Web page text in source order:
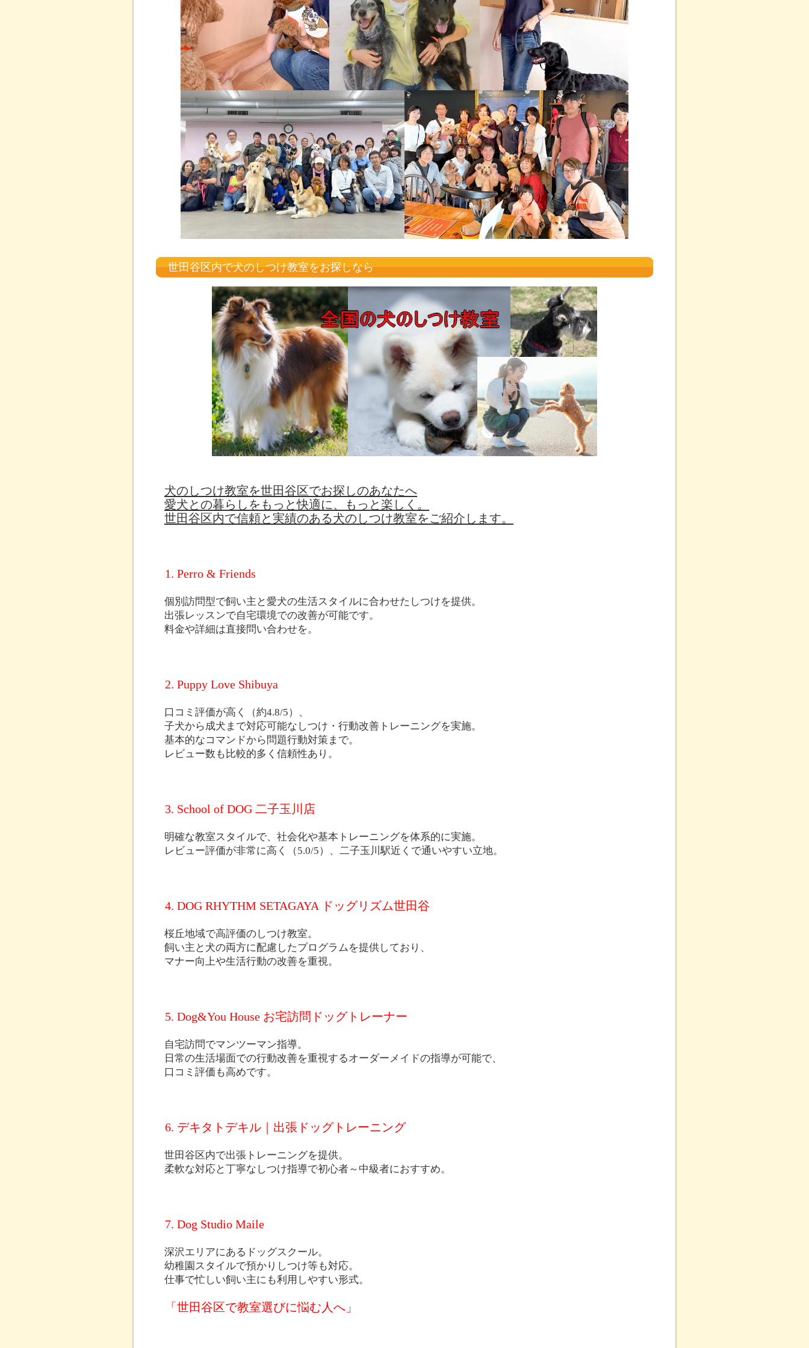
世田谷区内で犬のしつけ教室をお探しなら
犬のしつけ教室を世田谷区でお探しのあなたへ
愛犬との暮らしをもっと快適に、もっと楽しく。
世田谷区内で信頼と実績のある犬のしつけ教室をご紹介します。
1. Perro & Friends
個別訪問型で飼い主と愛犬の生活スタイルに合わせたしつけを提供。
出張レッスンで自宅環境での改善が可能です。
料金や詳細は直接問い合わせを。
2. Puppy Love Shibuya
口コミ評価が高く（約4.8/5）、
子犬から成犬まで対応可能なしつけ・行動改善トレーニングを実施。
基本的なコマンドから問題行動対策まで。
レビュー数も比較的多く信頼性あり。
3. School of DOG 二子玉川店
明確な教室スタイルで、社会化や基本トレーニングを体系的に実施。
レビュー評価が非常に高く（5.0/5）、二子玉川駅近くで通いやすい立地。
4. DOG RHYTHM SETAGAYA ドッグリズム世田谷
桜丘地域で高評価のしつけ教室。
飼い主と犬の両方に配慮したプログラムを提供しており、
マナー向上や生活行動の改善を重視。
5. Dog&You House お宅訪問ドッグトレーナー
自宅訪問でマンツーマン指導。
日常の生活場面での行動改善を重視するオーダーメイドの指導が可能で、
口コミ評価も高めです。
6. デキタトデキル｜出張ドッグトレーニング
世田谷区内で出張トレーニングを提供。
柔軟な対応と丁寧なしつけ指導で初心者～中級者におすすめ。
7. Dog Studio Maile
深沢エリアにあるドッグスクール。
幼稚園スタイルで預かりしつけ等も対応。
仕事で忙しい飼い主にも利用しやすい形式。
「世田谷区で教室選びに悩む人へ」